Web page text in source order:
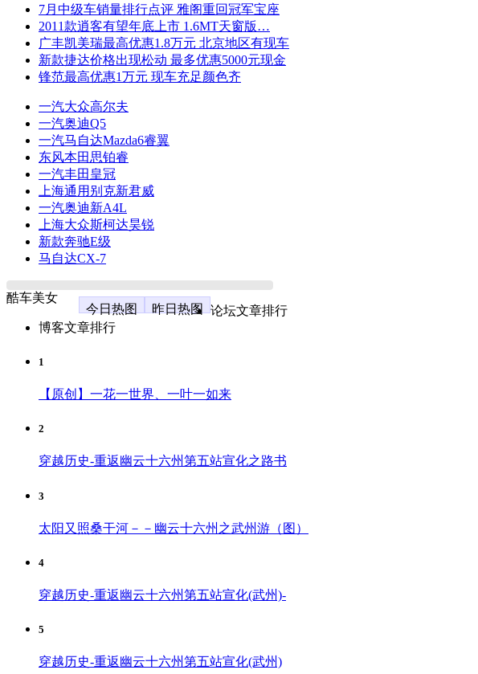
7月中级车销量排行点评 雅阁重回冠军宝座
2011款逍客有望年底上市 1.6MT天窗版…
广丰凯美瑞最高优惠1.8万元 北京地区有现车
新款捷达价格出现松动 最多优惠5000元现金
锋范最高优惠1万元 现车充足颜色齐
一汽大众高尔夫
一汽奥迪Q5
一汽马自达Mazda6睿翼
东风本田思铂睿
一汽丰田皇冠
上海通用别克新君威
一汽奥迪新A4L
上海大众斯柯达昊锐
新款奔驰E级
马自达CX-7
酷车美女
今日热图
昨日热图
论坛文章排行
博客文章排行
1
【原创】一花一世界、一叶一如来
2
穿越历史-重返幽云十六州第五站宣化之路书
3
太阳又照桑干河－－幽云十六州之武州游（图）
4
穿越历史-重返幽云十六州第五站宣化(武州)-
5
穿越历史-重返幽云十六州第五站宣化(武州)